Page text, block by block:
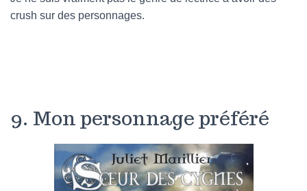
crush sur des personnages.
9. Mon personnage préféré